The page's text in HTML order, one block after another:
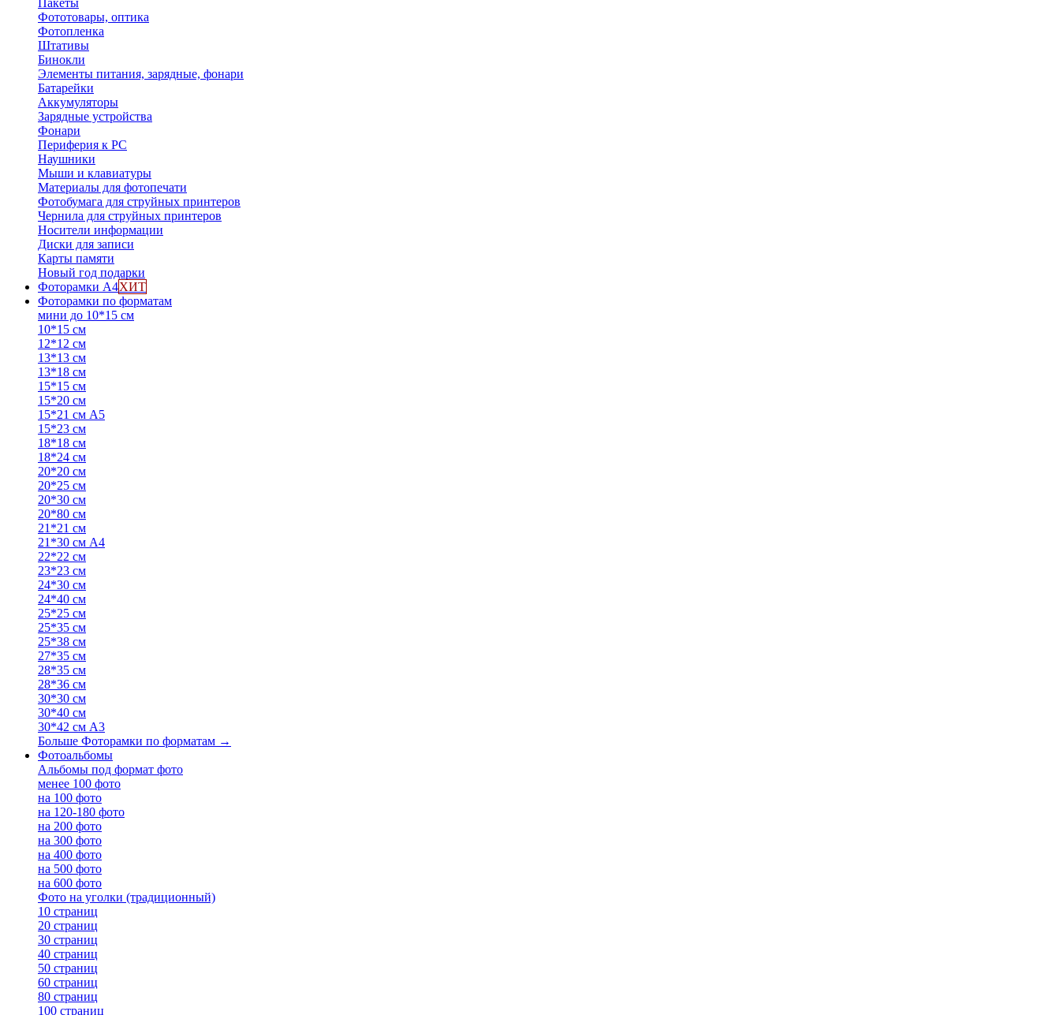
Пакеты
Фототовары, оптика
Фотопленка
Штативы
Бинокли
Элементы питания, зарядные, фонари
Батарейки
Аккумуляторы
Зарядные устройства
Фонари
Периферия к PC
Наушники
Мыши и клавиатуры
Материалы для фотопечати
Фотобумага для струйных принтеров
Чернила для струйных принтеров
Носители информации
Диски для записи
Карты памяти
Новый год подарки
Фоторамки А4ХИТ
Фоторамки по форматам
мини до 10*15 см
10*15 см
12*12 см
13*13 см
13*18 см
15*15 см
15*20 см
15*21 см А5
15*23 см
18*18 см
18*24 см
20*20 см
20*25 см
20*30 см
20*80 см
21*21 см
21*30 см А4
22*22 см
23*23 см
24*30 см
24*40 см
25*25 см
25*35 см
25*38 см
27*35 см
28*35 см
28*36 см
30*30 см
30*40 см
30*42 см А3
Больше Фоторамки по форматам →
Фотоальбомы
Альбомы под формат фото
менее 100 фото
на 100 фото
на 120-180 фото
на 200 фото
на 300 фото
на 400 фото
на 500 фото
на 600 фото
Фото на уголки (традиционный)
10 страниц
20 страниц
30 страниц
40 страниц
50 страниц
60 страниц
80 страниц
100 страниц